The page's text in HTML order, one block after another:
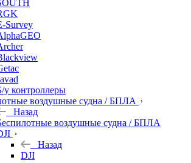
Survey
у контроллеры
воздушные судна / БПЛА
Назад
воздушные судна / БПЛА
Назад
DJI